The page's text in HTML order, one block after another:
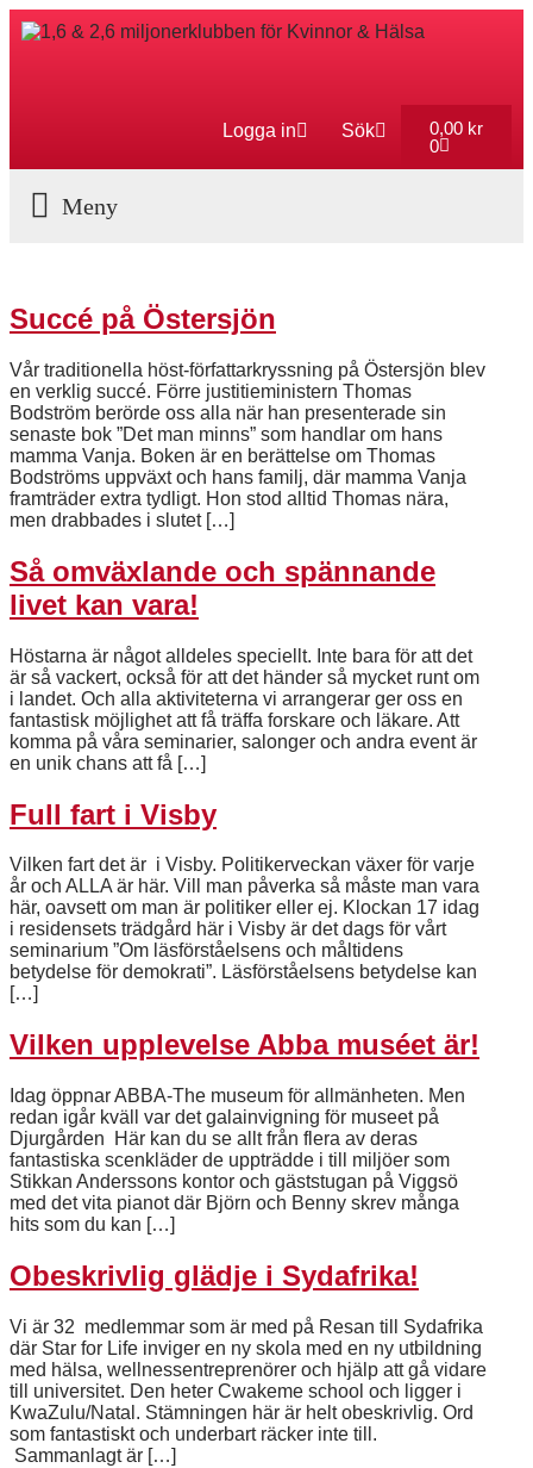
Logga in Sök 0,00 kr
0
Succé på Östersjön
Vår traditionella höst-författarkryssning på Östersjön blev
en verklig succé. Förre justitieministern Thomas
Bodström berörde oss alla när han presenterade sin
senaste bok ”Det man minns” som handlar om hans
mamma Vanja. Boken är en berättelse om Thomas
Bodströms uppväxt och hans familj, där mamma Vanja
framträder extra tydligt. Hon stod alltid Thomas nära,
men drabbades i slutet […]
Så omväxlande och spännande
livet kan vara!
Höstarna är något alldeles speciellt. Inte bara för att det
är så vackert, också för att det händer så mycket runt om
i landet. Och alla aktiviteterna vi arrangerar ger oss en
fantastisk möjlighet att få träffa forskare och läkare. Att
komma på våra seminarier, salonger och andra event är
en unik chans att få […]
Full fart i Visby
Vilken fart det är i Visby. Politikerveckan växer för varje
år och ALLA är här. Vill man påverka så måste man vara
här, oavsett om man är politiker eller ej. Klockan 17 idag
i residensets trädgård här i Visby är det dags för vårt
seminarium ”Om läsförståelsens och måltidens
betydelse för demokrati”. Läsförståelsens betydelse kan
[…]
Vilken upplevelse Abba muséet är!
Idag öppnar ABBA-The museum för allmänheten. Men
redan igår kväll var det galainvigning för museet på
Djurgården Här kan du se allt från flera av deras
fantastiska scenkläder de uppträdde i till miljöer som
Stikkan Anderssons kontor och gäststugan på Viggsö
med det vita pianot där Björn och Benny skrev många
hits som du kan […]
Obeskrivlig glädje i Sydafrika!
Vi är 32 medlemmar som är med på Resan till Sydafrika
där Star for Life inviger en ny skola med en ny utbildning
med hälsa, wellnessentreprenörer och hjälp att gå vidare
till universitet. Den heter Cwakeme school och ligger i
KwaZulu/Natal. Stämningen här är helt obeskrivlig. Ord
som fantastiskt och underbart räcker inte till.
Sammanlagt är […]